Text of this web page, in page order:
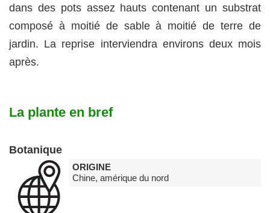
dans des pots assez hauts contenant un substrat
composé à moitié de sable à moitié de terre de
jardin. La reprise interviendra environs deux mois
après.
La plante en bref
Botanique
ORIGINE
Chine, amérique du nord